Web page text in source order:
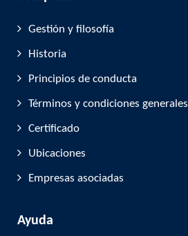
Gestión y filosofía
Historia
Principios de conducta
Términos y condiciones generales
Certificado
Ubicaciones
Empresas asociadas
Ayuda